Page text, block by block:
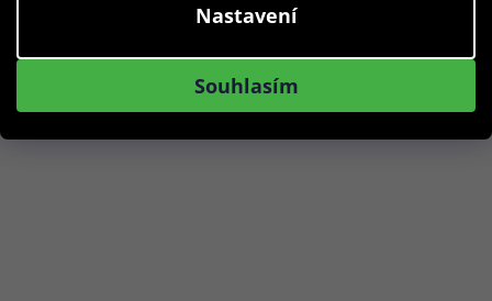
Nastavení
Souhlasím